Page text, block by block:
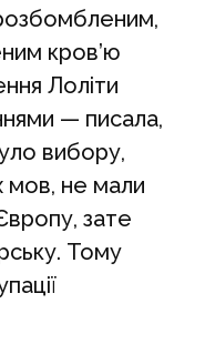
кров’ю
Лоліти
— писала,
вибору,
мов, не мали
зате
Тому